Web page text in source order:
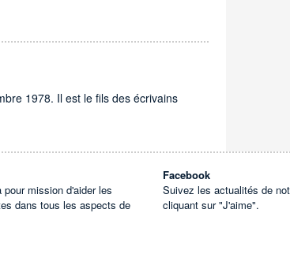
1978. Il est le fils des écrivains
mission d'aider les
dans tous les aspects de
Facebook
Suivez les actualités de
cliquant sur "J'aime".